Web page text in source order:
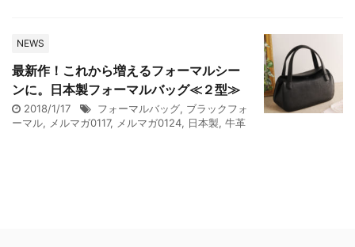
NEWS
最新作！これから増えるフォーマルシー
ンに。日本製フォーマルバッグ≪２型≫
2018/1/17 フォーマルバッグ, ブラックフォ
ーマル, メルマガ0117, メルマガ0124, 日本製, 牛革